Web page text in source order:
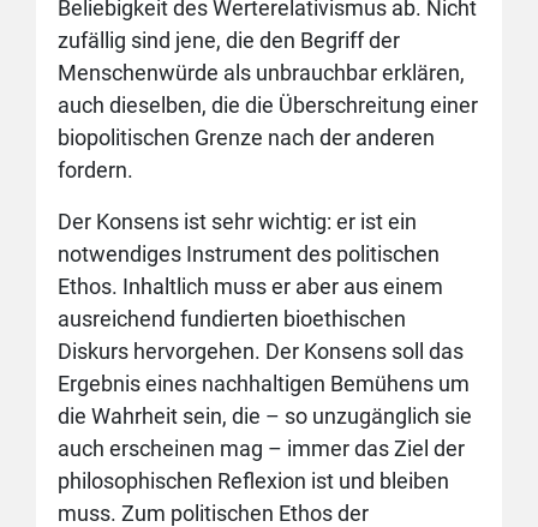
Beliebigkeit des Werterelativismus ab. Nicht
zufällig sind jene, die den Begriff der
Menschenwürde als unbrauchbar erklären,
auch dieselben, die die Überschreitung einer
biopolitischen Grenze nach der anderen
fordern.
Der Konsens ist sehr wichtig: er ist ein
notwendiges Instrument des politischen
Ethos. Inhaltlich muss er aber aus einem
ausreichend fundierten bioethischen
Diskurs hervorgehen. Der Konsens soll das
Ergebnis eines nachhaltigen Bemühens um
die Wahrheit sein, die – so unzugänglich sie
auch erscheinen mag – immer das Ziel der
philosophischen Reflexion ist und bleiben
muss. Zum politischen Ethos der